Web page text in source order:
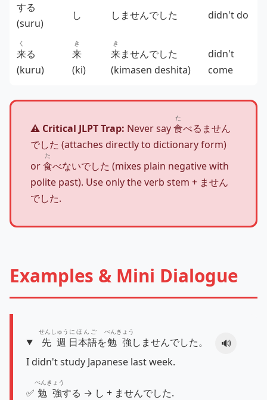
する
(suru)
し しませんでした didn't do
来
く
る
(kuru)
来
き
(ki)
来
き
ませんでした
(kimasen deshita)
didn't
come
⚠️ Critical JLPT Trap: Never say食
た
べるません
でした (attaches directly to dictionary form)
or食
た
べないでした (mixes plain negative with
polite past). Use only the verb stem + ません
でした.
Examples & Mini Dialogue
先週
せんしゅう
日本語
にほんご
を勉強
べんきょう
しませんでした。
🔊
I didn't study Japanese last week.
✅ 勉強
べんきょう
する → し + ませんでした.